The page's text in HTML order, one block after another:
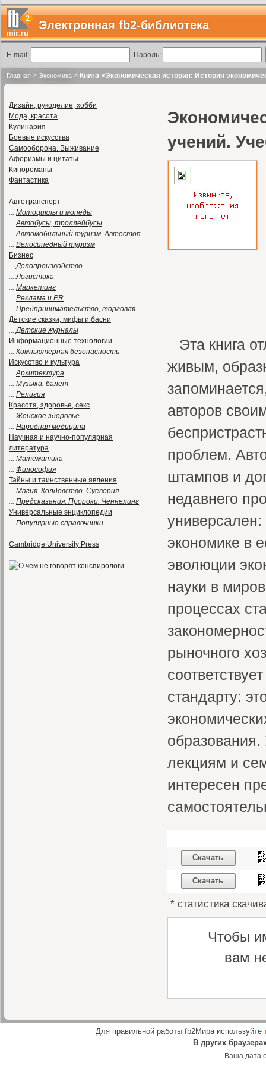
Электронная fb2-библиотека
E-mail: Пароль:
Главная > Экономика > Книга «Экономическая история: История
Дизайн, рукоделие, хобби
Мода, красота
Кулинария
Боевые искусства
Самооборона. Выживание
Афоризмы и цитаты
Кинороманы
Фантастика
Автотранспорт
... Мотоциклы и мопеды
...Автобусы, троллейбусы
...Автомобильный туризм. Автостоп
... Велосипедный туризм
Бизнес
...Делопроизводство
...Логистика
... Маркетинг
... Реклама и PR
... Предпринимательство, торговля
Детские сказки, мифы и басни
...Детские журналы
Информационные технологии
... Компьютерная безопасность
Искусство и культура
...Архитектура
... Музыка, балет
... Религия
Красота, здоровье, секс
...Женское здоровье
... Народная медицина
Научная и научно-популярная
литература
... Математика
... Философия
Тайны и таинственные явления
... Магия. Колдовство. Суеверия
... Предсказания. Пророки. Ченнелинг
Универсальные энциклопедии
... Популярные справочники
Cambridge University Press
учений.
Эта книга
живым,
авторов
проблем.
штампов и
недавнего
универсален:
экономике в
эволюции
науки в
процессах
рыночного
стандарту:
образования.
лекциям и
интересен
Скачать
Скачать
* статистика
Чтобы
вам
Для правильной работы fb2Мира используйте
В других
Ваша дата